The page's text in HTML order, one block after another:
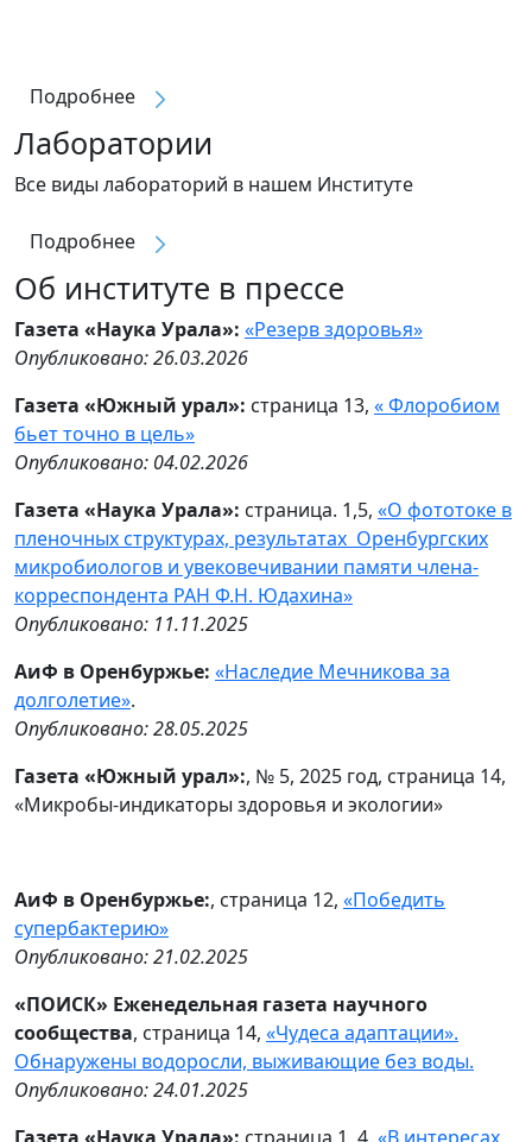
Подробнее
Лаборатории
Все виды лабораторий в нашем Институте
Подробнее
Об институте в прессе
Газета «Наука Урала»: «Резерв здоровья»
Опубликовано: 26.03.2026
Газета «Южный урал»: страница 13, « Флоробиом
бьет точно в цель»
Опубликовано: 04.02.2026
Газета «Наука Урала»: страница. 1,5, «О фототоке в
пленочных структурах, результатах Оренбургских
микробиологов и увековечивании памяти члена-
корреспондента РАН Ф.Н. Юдахина»
Опубликовано: 11.11.2025
АиФ в Оренбуржье: «Наследие Мечникова за
долголетие».
Опубликовано: 28.05.2025
Газета «Южный урал»:, № 5, 2025 год, страница 14,
«Микробы-индикаторы здоровья и экологии»
АиФ в Оренбуржье:, страница 12, «Победить
супербактерию»
Опубликовано: 21.02.2025
«ПОИСК» Еженедельная газета научного
сообщества, страница 14, «Чудеса адаптации».
Обнаружены водоросли, выживающие без воды.
Опубликовано: 24.01.2025